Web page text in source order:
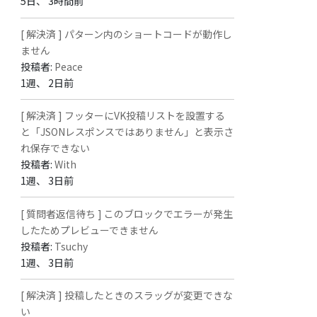
[ 解決済 ] パターン内のショートコードが動作し
ません
投稿者: Peace
1週、 2日前
[ 解決済 ] フッターにVK投稿リストを設置する
と「JSONレスポンスではありません」と表示さ
れ保存できない
投稿者:With
1週、 3日前
[ 質問者返信待ち ] このブロックでエラーが発生
したためプレビューできません
投稿者: Tsuchy
1週、 3日前
[ 解決済 ] 投稿したときのスラッグが変更できな
い